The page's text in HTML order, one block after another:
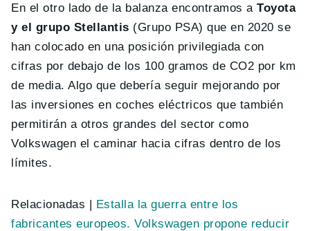
En el otro lado de la balanza encontramos aToyota
y el grupo Stellantis (Grupo PSA) que en 2020 se
han colocado en una posición privilegiada con
cifras por debajo de los 100 gramos de CO2 por km
de media. Algo que debería seguir mejorando por
las inversiones en coches eléctricos que también
permitirán a otros grandes del sector como
Volkswagen el caminar hacia cifras dentro de los
límites.
Relacionadas | Estalla la guerra entre los
fabricantes europeos. Volkswagen propone reducir